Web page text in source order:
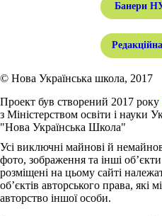
Банери
© Нова Українська школа, 2017
Проект був створений 2017 року
з Міністерством освіти і науки
"Нова Українська Школа"
Усі виключні майнові й
фото, зображення та інші
розміщені на цьому сайті
об’єктів авторського права, які
авторство іншої особи.